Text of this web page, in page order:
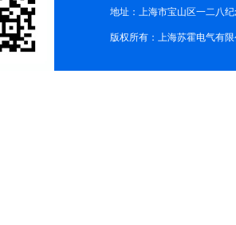
地址：上海市宝山区一二八纪
版权所有：上海苏霍电气有